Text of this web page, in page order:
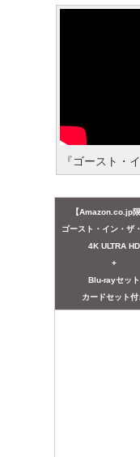
『ゴースト・
【Amazon.co.jp限
ゴースト・イン・ザ
4K ULTRA HD
+
Blu-rayセット
カードセット付